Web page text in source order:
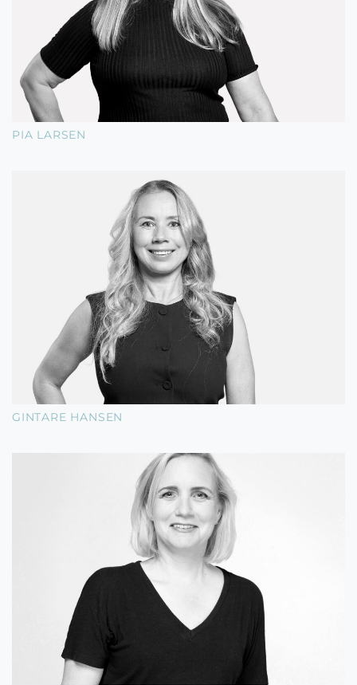
PIA LARSEN
GINTARE HANSEN